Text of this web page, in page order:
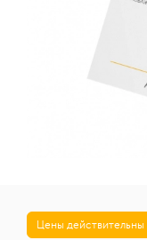
Цены действительны